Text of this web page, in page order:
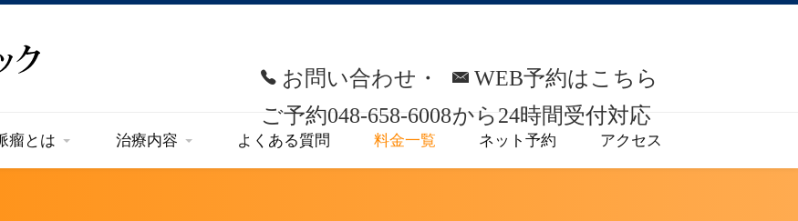
お問い合わせ・
ご予約048-658-6008
WEB予約はこちら
から24時間受付対応
瘤とは 治療内容 よくある質問 料金一覧 ネット予約 アクセス